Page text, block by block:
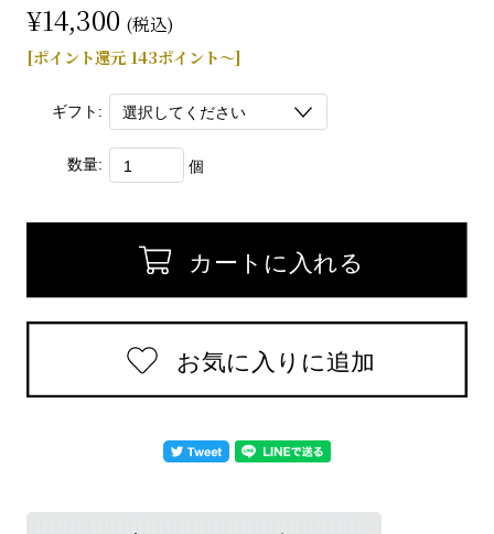
¥14,300 (税込)
[ポイント還元 143ポイント～]
ギフト:
数量: 個